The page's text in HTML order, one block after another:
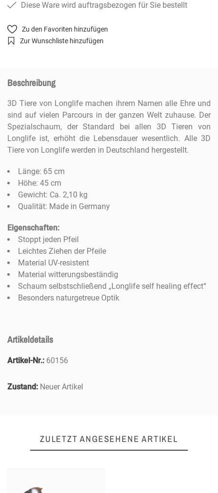
Diese Ware wird auftragsbezogen für Sie bestellt
Zu den Favoriten hinzufügen
Zur Wunschliste hinzufügen
Beschreibung
3D Tiere von Longlife machen ihrem Namen alle Ehre und
sind auf vielen Parcours in der ganzen Welt zuhause. Der
Spezialschaum, der Standard bei allen 3D Tieren von
Longlife ist, erhöht die Lebensdauer wesentlich. Alle 3D
Tiere von Longlife werden in Deutschland hergestellt.
Länge: 65 cm
Höhe: 45 cm
Gewicht: Ca. 2,10 kg
Qualität: Made in Germany
Eigenschaften:
Stoppt jeden Pfeil
Leichtes Ziehen der Pfeile
Material UV-resistent
Material witterungsbeständig
Schaum selbstschließend „Longlife self healing effect“
Besonders naturgetreue Optik
Artikeldetails
Artikel-Nr.: 60156
Zustand: Neuer Artikel
ZULETZT ANGESEHENE ARTIKEL